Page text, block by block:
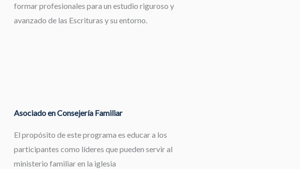
formar profesionales para un estudio riguroso y
avanzado de las Escrituras y su entorno.
Asociado en Consejería Familiar
El propósito de este programa es educar a los
participantes como líderes que pueden servir al
ministerio familiar en la iglesia